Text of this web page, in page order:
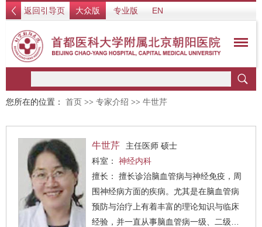
返回引导页 大众版 专业版 EN
您所在的位置： 首页 >> 专家介绍 >> 牛世芹
牛世芹
主任医师 硕士
科室： 神经内科
擅长： 擅长诊治脑血管病与神经免疫，周
围神经病方面的疾病。尤其是在脑血管病
预防与治疗上有着丰富的理论知识与临床
经验，并一直从事脑血管病一级、二级预